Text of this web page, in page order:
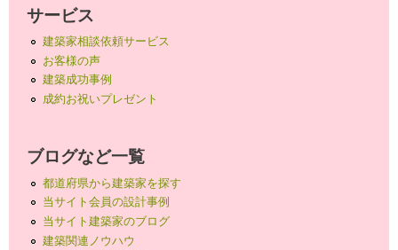
サービス
建築家相談依頼サービス
お客様の声
建築成功事例
成約お祝いプレゼント
ブログなど一覧
都道府県から建築家を探す
当サイト会員の設計事例
当サイト建築家のブログ
建築関連ノウハウ